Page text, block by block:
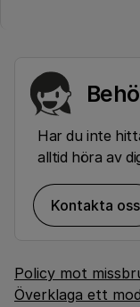
Har du inte
alltid höra av
Kontakta oss
Policy mot
Överklaga ett